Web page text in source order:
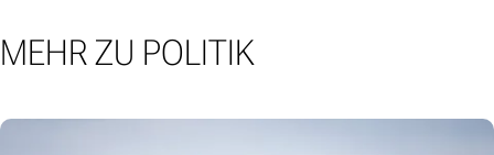
MEHR ZU POLITIK